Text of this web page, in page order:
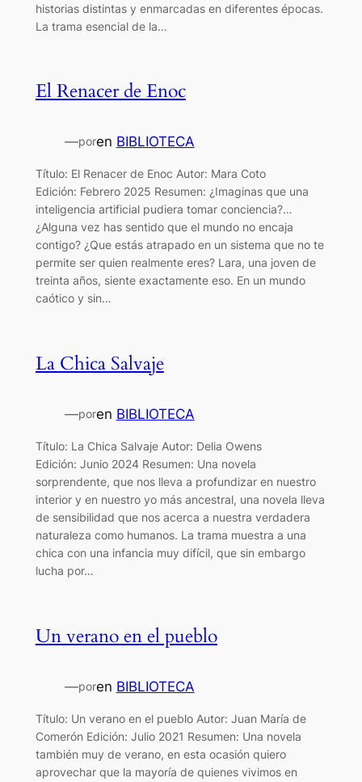
historias distintas y enmarcadas en diferentes épocas.
La trama esencial de la…
El Renacer de Enoc
—poren BIBLIOTECA
Título: El Renacer de Enoc Autor: Mara Coto
Edición: Febrero 2025 Resumen: ¿Imaginas que una
inteligencia artificial pudiera tomar conciencia?…
¿Alguna vez has sentido que el mundo no encaja
contigo? ¿Que estás atrapado en un sistema que no te
permite ser quien realmente eres? Lara, una joven de
treinta años, siente exactamente eso. En un mundo
caótico y sin…
La Chica Salvaje
—poren BIBLIOTECA
Título: La Chica Salvaje Autor: Delia Owens
Edición: Junio 2024 Resumen: Una novela
sorprendente, que nos lleva a profundizar en nuestro
interior y en nuestro yo más ancestral, una novela lleva
de sensibilidad que nos acerca a nuestra verdadera
naturaleza como humanos. La trama muestra a una
chica con una infancia muy difícil, que sin embargo
lucha por…
Un verano en el pueblo
—poren BIBLIOTECA
Título: Un verano en el pueblo Autor: Juan María de
Comerón Edición: Julio 2021 Resumen: Una novela
también muy de verano, en esta ocasión quiero
aprovechar que la mayoría de quienes vivimos en